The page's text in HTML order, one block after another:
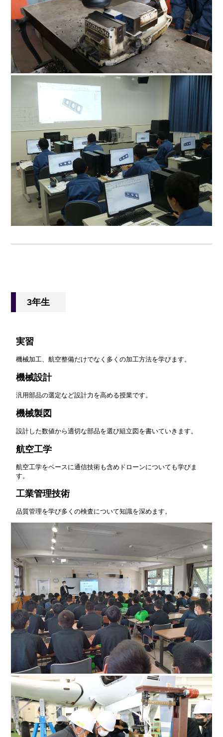
3年生
実習
機械加工、航空整備だけでなく多くの加工方法を学びます。
機械設計
汎用部品の選定など設計力を高める授業です。
機械製図
設計した数値から適切な部品を選び組立図を書いていきます。
航空工学
航空工学をベースに通信技術も含めドローンについても学びま
す。
工業管理技術
品質管理を学び多くの検査について知識を深めます。